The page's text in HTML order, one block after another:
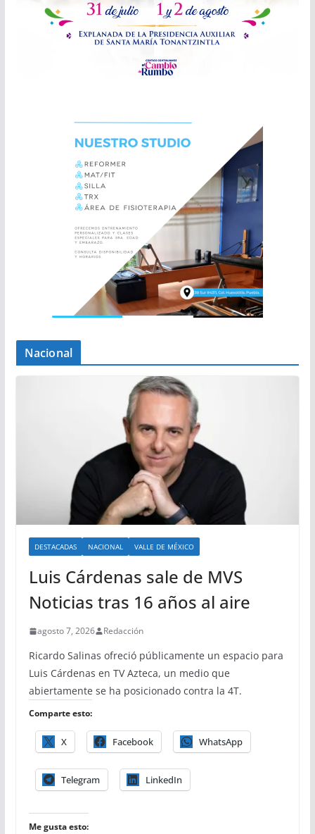
Nacional
DESTACADAS NACIONAL VALLE DE MÉXICO
Luis Cárdenas sale de MVS
Noticias tras 16 años al aire
agosto 7, 2026 Redacción
Ricardo Salinas ofreció públicamente un espacio para
Luis Cárdenas en TV Azteca, un medio que
abiertamente se ha posicionado contra la 4T.
Comparte esto:
X Facebook WhatsApp
Telegram LinkedIn
Me gusta esto: